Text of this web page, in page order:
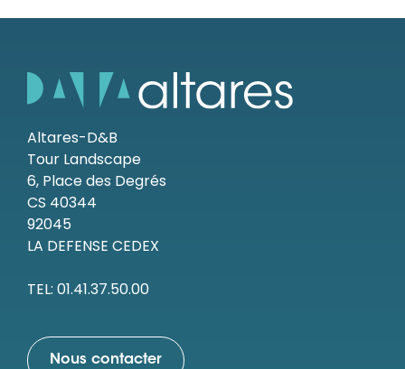
Altares-D&B
Tour Landscape
6, Place des Degrés
CS 40344
92045
LA DEFENSE CEDEX
TEL: 01.41.37.50.00
Nous contacter